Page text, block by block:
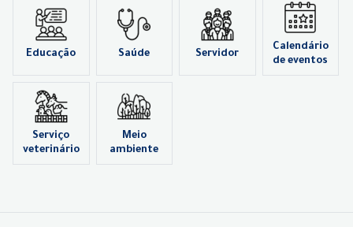
Educação Saúde Servidor
Calendário
de eventos
Serviço
veterinário
Meio
ambiente